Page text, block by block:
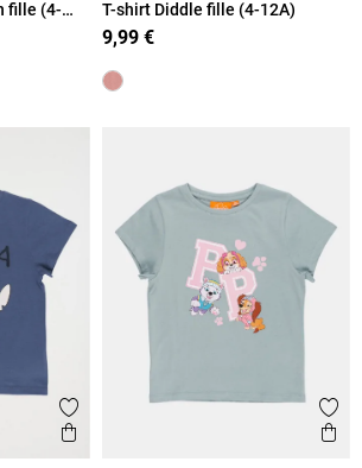
fille (4-
T-shirt Diddle fille (4-12A)
9,99 €
Ajouter aux favoris
Aperçu rapide